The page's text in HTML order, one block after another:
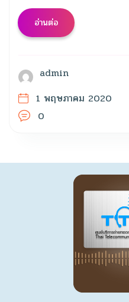
อ่านต่อ
admin
1 พฤษภาคม 2020
0